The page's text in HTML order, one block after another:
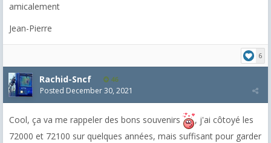
amicalement
Jean-Pierre
6
Rachid-Sncf 46
Posted December 30, 2021
Cool, ça va me rappeler des bons souvenirs
, j'ai côtoyé les
72000 et 72100 sur quelques années, mais suffisant pour garder